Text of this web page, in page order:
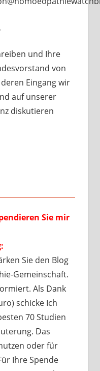
und Ihre
von
deren Eingang wir
auf unserer
diskutieren
Sie mir
Sie den Blog
Gemeinschaft.
Als Dank
schicke Ich
70 Studien
Das
oder für
Ihre Spende